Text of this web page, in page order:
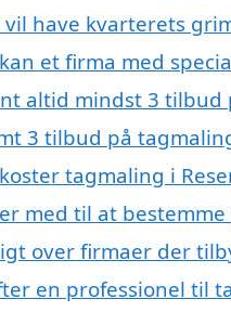
have kvarterets
et firma med
altid mindst 3 tilbud
3 tilbud på
tagmaling i
med til at
over firmaer der
en professionel til